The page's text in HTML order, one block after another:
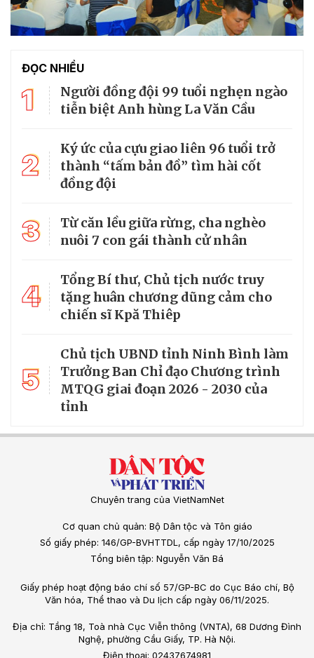
ĐỌC NHIỀU
1
Người đồng đội 99 tuổi nghẹn ngào
tiễn biệt Anh hùng La Văn Cầu
2
Ký ức của cựu giao liên 96 tuổi trở
thành “tấm bản đồ” tìm hài cốt
đồng đội
3
Từ căn lều giữa rừng, cha nghèo
nuôi 7 con gái thành cử nhân
4
Tổng Bí thư, Chủ tịch nước truy
tặng huân chương dũng cảm cho
chiến sĩ Kpă Thiêp
5
Chủ tịch UBND tỉnh Ninh Bình làm
Trưởng Ban Chỉ đạo Chương trình
MTQG giai đoạn 2026 - 2030 của
tỉnh
Chuyên trang của VietNamNet
Cơ quan chủ quản: Bộ Dân tộc và Tôn giáo
Số giấy phép: 146/GP-BVHTTDL, cấp ngày 17/10/2025
Tổng biên tập: Nguyễn Văn Bá
Giấy phép hoạt động báo chí số 57/GP-BC do Cục Báo chí, Bộ
Văn hóa, Thể thao và Du lịch cấp ngày 06/11/2025.
Địa chỉ: Tầng 18, Toà nhà Cục Viễn thông (VNTA), 68 Dương Đình
Nghệ, phường Cầu Giấy, TP. Hà Nội.
Điện thoại: 02437674981